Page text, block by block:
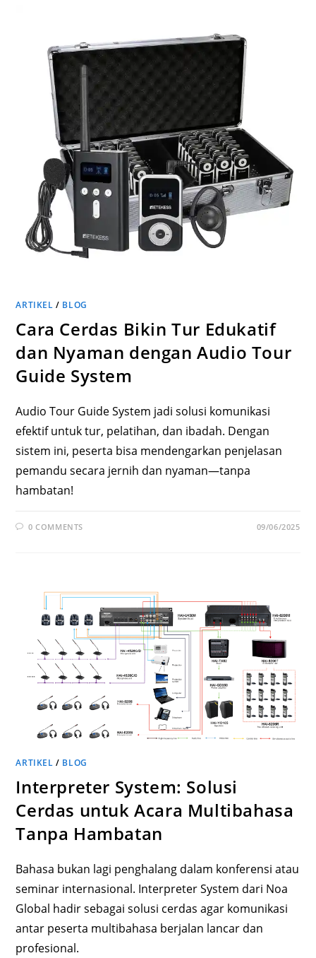
ARTIKEL / BLOG
Cara Cerdas Bikin Tur Edukatif
dan Nyaman dengan Audio Tour
Guide System
Audio Tour Guide System jadi solusi komunikasi
efektif untuk tur, pelatihan, dan ibadah. Dengan
sistem ini, peserta bisa mendengarkan penjelasan
pemandu secara jernih dan nyaman—tanpa
hambatan!
0 COMMENTS 09/06/2025
ARTIKEL / BLOG
Interpreter System: Solusi
Cerdas untuk Acara Multibahasa
Tanpa Hambatan
Bahasa bukan lagi penghalang dalam konferensi atau
seminar internasional. Interpreter System dari Noa
Global hadir sebagai solusi cerdas agar komunikasi
antar peserta multibahasa berjalan lancar dan
profesional.